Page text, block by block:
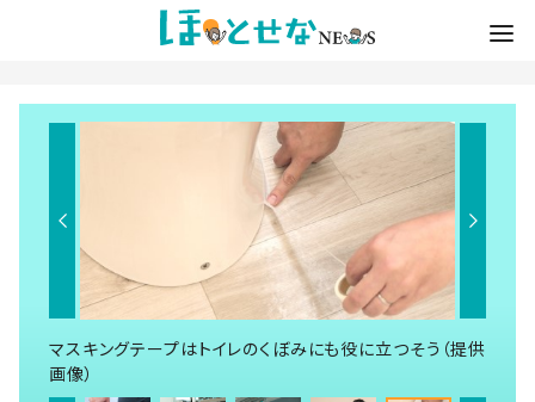
マスキングテープはトイレのくぼみにも役に立つそう（提供
画像）